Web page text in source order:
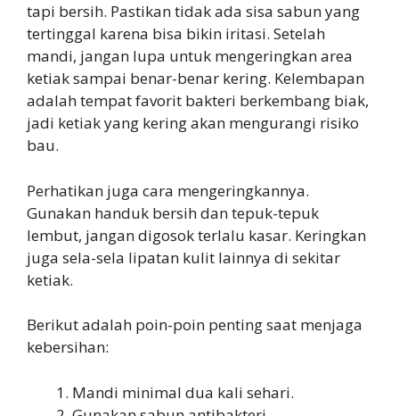
tapi bersih. Pastikan tidak ada sisa sabun yang
tertinggal karena bisa bikin iritasi. Setelah
mandi, jangan lupa untuk mengeringkan area
ketiak sampai benar-benar kering. Kelembapan
adalah tempat favorit bakteri berkembang biak,
jadi ketiak yang kering akan mengurangi risiko
bau.
Perhatikan juga cara mengeringkannya.
Gunakan handuk bersih dan tepuk-tepuk
lembut, jangan digosok terlalu kasar. Keringkan
juga sela-sela lipatan kulit lainnya di sekitar
ketiak.
Berikut adalah poin-poin penting saat menjaga
kebersihan:
Mandi minimal dua kali sehari.